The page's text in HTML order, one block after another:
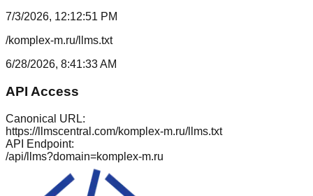
7/3/2026, 12:12:51 PM
/komplex-m.ru/llms.txt
6/28/2026, 8:41:33 AM
API Access
Canonical URL:
https://llmscentral.com/komplex-m.ru/llms.txt
API Endpoint:
/api/llms?domain=komplex-m.ru